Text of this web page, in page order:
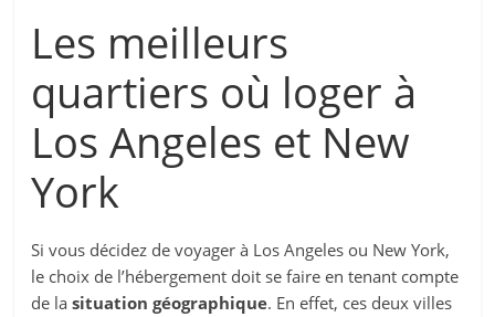
Les meilleurs
quartiers où loger à
Los Angeles et New
York
Si vous décidez de voyager à Los Angeles ou New York,
le choix de l’hébergement doit se faire en tenant compte
de lasituation géographique. En effet, ces deux villes